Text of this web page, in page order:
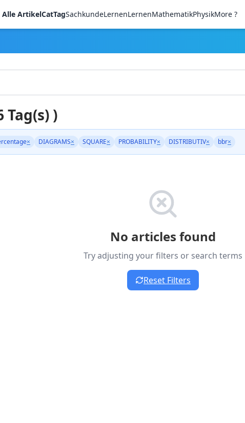
Alle ArtikelCatTagSachkundeLernenLernenMathematikPhysikMore ?
)
× DIAGRAMS× SQUARE× PROBABILITY× DISTRIBUTIV× bbr×
No articles found
Try adjusting your filters or search terms
Reset Filters